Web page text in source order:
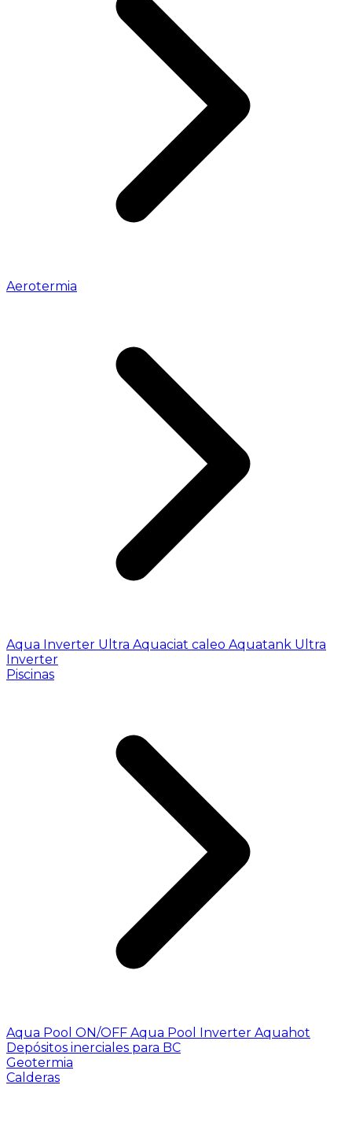
Aerotermia
Aqua Inverter Ultra Aquaciat caleo Aquatank Ultra
Inverter
Piscinas
Aqua Pool ON/OFF Aqua Pool Inverter Aquahot
Depósitos inerciales para BC
Geotermia
Calderas